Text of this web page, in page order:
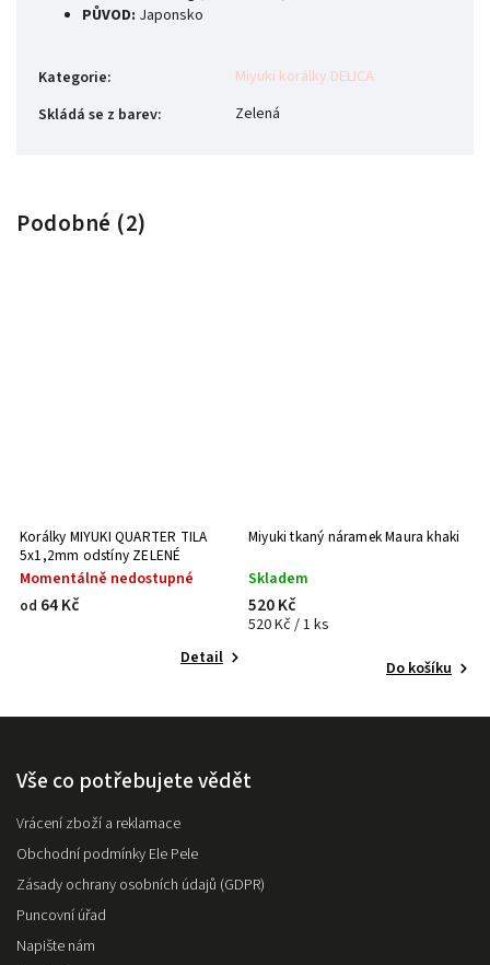
PŮVOD: Japonsko
Kategorie:
Miyuki korálky DELICA
Skládá se z barev: Zelená
Podobné (2)
Korálky MIYUKI QUARTER TILA
5x1,2mm odstíny ZELENÉ
Momentálně nedostupné
od 64 Kč
Detail
Miyuki tkaný náramek Maura khaki
Skladem
520 Kč
520 Kč / 1 ks
Do košíku
Vše co potřebujete vědět
Vrácení zboží a reklamace
Obchodní podmínky Ele Pele
Zásady ochrany osobních údajů (GDPR)
Puncovní úřad
Napište nám